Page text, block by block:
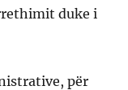
duke i
për